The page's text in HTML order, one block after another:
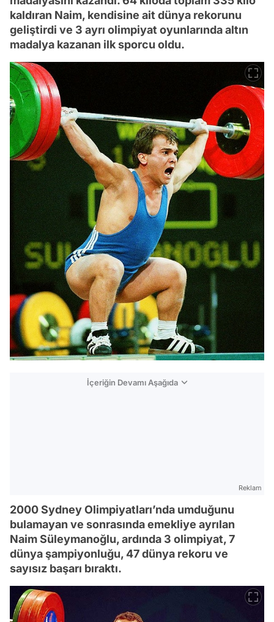
kaldıran Naim, kendisine ait dünya rekorunu
geliştirdi ve 3 ayrı olimpiyat oyunlarında altın
madalya kazanan ilk sporcu oldu.
İçeriğin Devamı Aşağıda
Reklam
2000 Sydney Olimpiyatları’nda umduğunu
bulamayan ve sonrasında emekliye ayrılan
Naim Süleymanoğlu, ardında 3 olimpiyat, 7
dünya şampiyonluğu, 47 dünya rekoru ve
sayısız başarı bıraktı.